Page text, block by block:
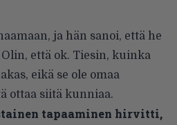
ja hän sanoi, että he
että ok. Tiesin, kuinka
eikä se ole omaa
ottaa siitä kunniaa.
tapaaminen hirvitti,